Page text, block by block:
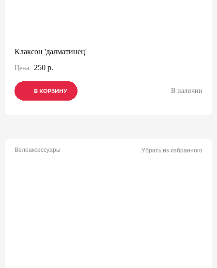
Клаксон 'далматинец'
Цена: 250 р.
В КОРЗИНУ
В КОРЗИНУ
В КОРЗИНУ В наличии
Велоаксессуары Убрать из избранного